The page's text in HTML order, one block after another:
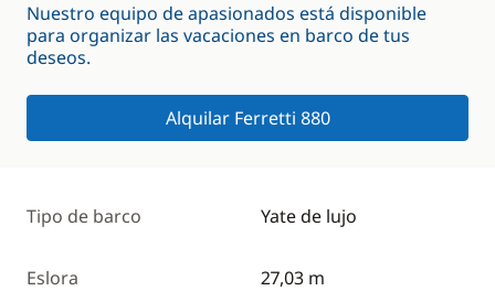
Nuestro equipo de apasionados está disponible
para organizar las vacaciones en barco de tus
deseos.
Alquilar Ferretti 880
Tipo de barco Yate de lujo
Eslora 27,03 m